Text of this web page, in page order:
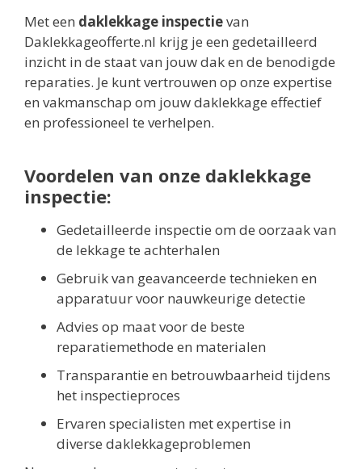
Met een daklekkage inspectievan
Daklekkageofferte.nl krijg je een gedetailleerd
inzicht in de staat van jouw dak en de benodigde
reparaties. Je kunt vertrouwen op onze expertise
en vakmanschap om jouw daklekkage effectief
en professioneel te verhelpen.
Voordelen van onze daklekkage
inspectie:
Gedetailleerde inspectie om de oorzaak van
de lekkage te achterhalen
Gebruik van geavanceerde technieken en
apparatuur voor nauwkeurige detectie
Advies op maat voor de beste
reparatiemethode en materialen
Transparantie en betrouwbaarheid tijdens
het inspectieproces
Ervaren specialisten met expertise in
diverse daklekkageproblemen